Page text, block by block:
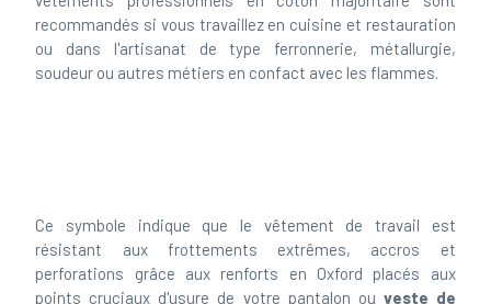
ou dans l'artisanat de type ferronnerie, métallurgie,
soudeur ou autres métiers en confact avec les flammes.
résistant aux frottements extrêmes, accros et
perforations grâce aux renforts en Oxford placés aux
points cruciaux d'usure de votre pantalon ouveste de
travail . Achetez un pantalon de travailou une veste